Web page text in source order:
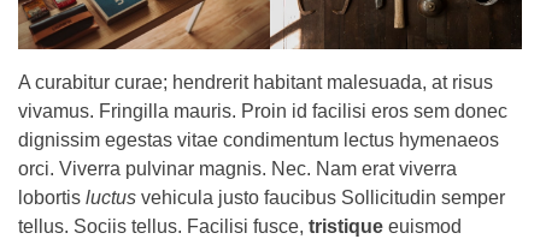
A curabitur curae; hendrerit habitant malesuada, at risus
vivamus. Fringilla mauris. Proin id facilisi eros sem donec
dignissim egestas vitae condimentum lectus hymenaeos
orci. Viverra pulvinar magnis. Nec. Nam erat viverra
lobortis luctus vehicula justo faucibus Sollicitudin semper
tellus. Sociis tellus. Facilisi fusce, tristique euismod